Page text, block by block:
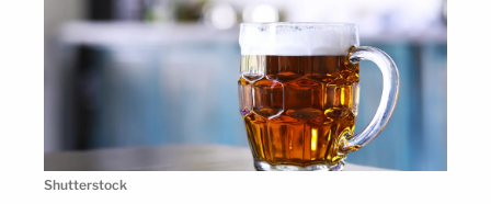
Shutterstock